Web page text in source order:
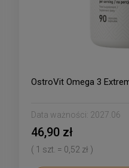
OstroVit Omega 3
Data ważności: 2027.06
46,90 zł
( 1 szt. = 0,52 zł )